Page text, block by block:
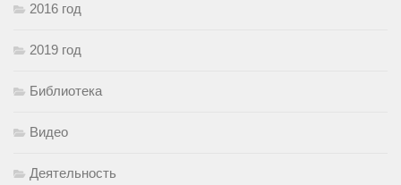
2016 год
2019 год
Библиотека
Видео
Деятельность